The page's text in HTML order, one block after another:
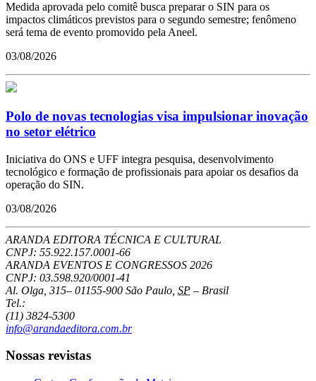
Medida aprovada pelo comitê busca preparar o SIN para os
impactos climáticos previstos para o segundo semestre; fenômeno
será tema de evento promovido pela Aneel.
03/08/2026
Polo de novas tecnologias visa impulsionar inovação
no setor elétrico
Iniciativa do ONS e UFF integra pesquisa, desenvolvimento
tecnológico e formação de profissionais para apoiar os desafios da
operação do SIN.
03/08/2026
ARANDA EDITORA TÉCNICA E CULTURAL
CNPJ: 55.922.157.0001-66
ARANDA EVENTOS E CONGRESSOS 2026
CNPJ: 03.598.920/0001-41
Al. Olga, 315– 01155-900 São Paulo SP – Brasil
Tel.:
(11) 3824-5300
info@arandaeditora.com.br
Nossas revistas